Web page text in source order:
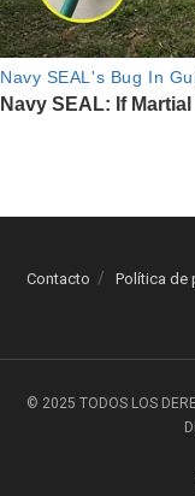
Contacto Política de
© 2025 TODOS LOS